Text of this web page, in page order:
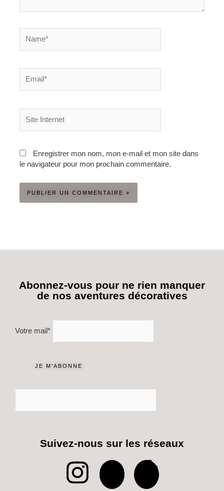
Internet
Enregistrer mon nom, mon e-mail et mon site dans
le navigateur pour mon prochain commentaire.
Abonnez-vous pour ne rien manquer
de nos aventures décoratives
Votre mail*
Suivez-nous sur les réseaux
I
P
T